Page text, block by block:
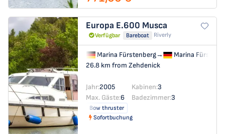
Europa E.600 Musca
Verfügbar Bareboat Riverly
Marina Fürstenberg→
Marina
26.8 km from Zehdenick
Jahr:2005 Kabinen:3
Max. Gäste:6 Badezimmer:3
Bow thruster
Sofortbuchung